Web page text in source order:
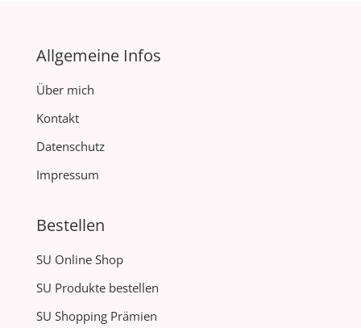
Allgemeine Infos
Über mich
Kontakt
Datenschutz
Impressum
Bestellen
SU Online Shop
SU Produkte bestellen
SU Shopping Prämien